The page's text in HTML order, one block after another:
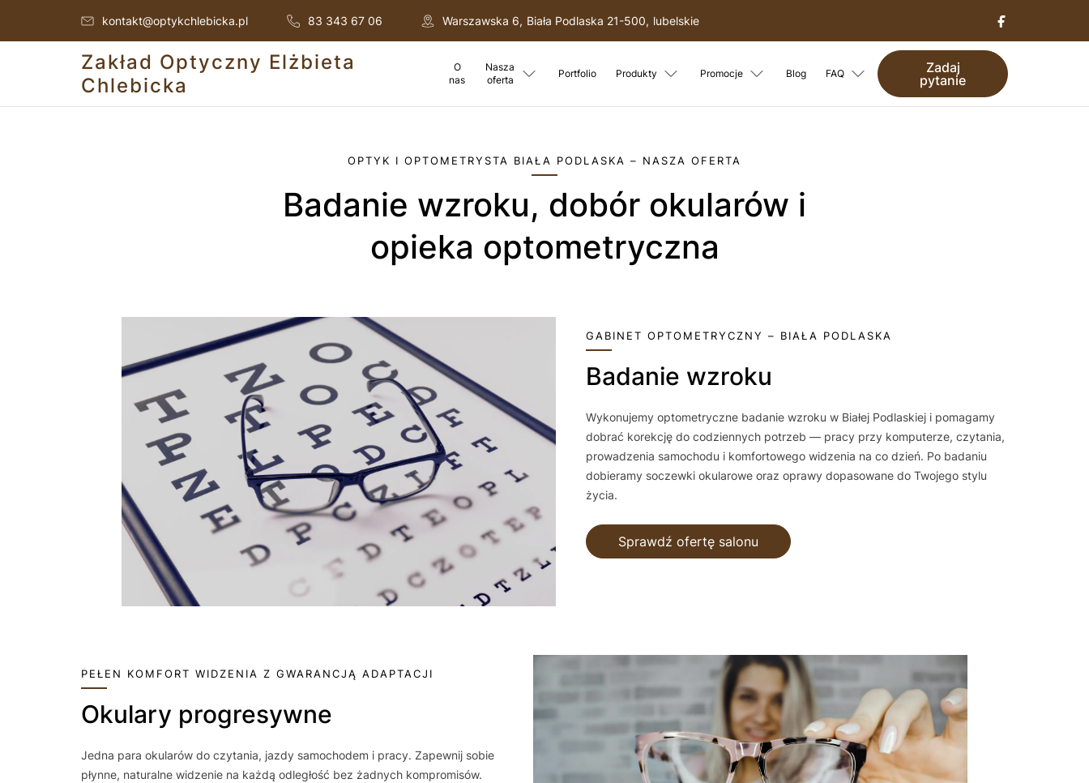
kontakt@optykchlebicka.pl 83 343 67 06 Warszawska 6, Biała Podlaska 21-500, lubelskie
Zakład Optyczny Elżbieta
Chlebicka
O
nas
Nasza
oferta
Portfolio Produkty Promocje Blog FAQ
Zadaj
pytanie
OPTYK I OPTOMETRYSTA BIAŁA PODLASKA – NASZA OFERTA
Badanie wzroku, dobór okularów i
opieka optometryczna
GABINET OPTOMETRYCZNY – BIAŁA PODLASKA
Badanie wzroku
Wykonujemy optometryczne badanie wzroku w Białej Podlaskiej i pomagamy
dobrać korekcję do codziennych potrzeb — pracy przy komputerze, czytania,
prowadzenia samochodu i komfortowego widzenia na co dzień. Po badaniu
dobieramy soczewki okularowe oraz oprawy dopasowane do Twojego stylu
życia.
Sprawdź ofertę salonu
PEŁEN KOMFORT WIDZENIA Z GWARANCJĄ ADAPTACJI
Okulary progresywne
Jedna para okularów do czytania, jazdy samochodem i pracy. Zapewnij sobie
płynne, naturalne widzenie na każdą odległość bez żadnych kompromisów.